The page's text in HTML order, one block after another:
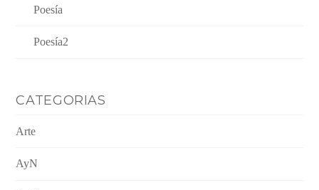
Poesía
Poesía2
CATEGORIAS
Arte
AyN